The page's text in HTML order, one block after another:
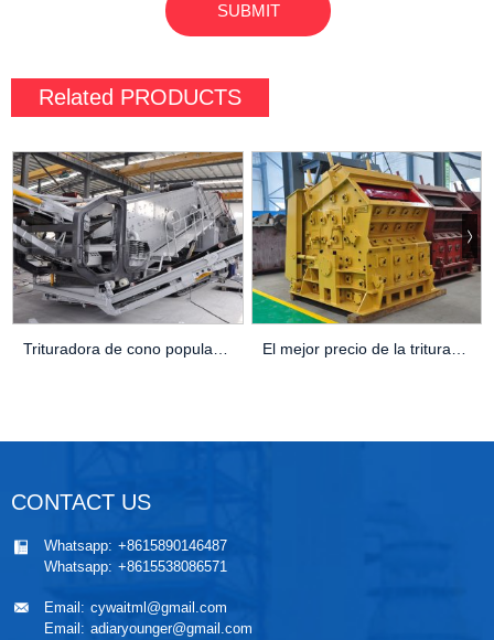
Related PRODUCTS
Trituradora de cono popular Hyundai NW100HPC El mejor precio de la trituradora móvil M60
CONTACT US
Whatsapp: +8615890146487
Whatsapp: +8615538086571
Email: cywaitml@gmail.com
Email: adiaryounger@gmail.com